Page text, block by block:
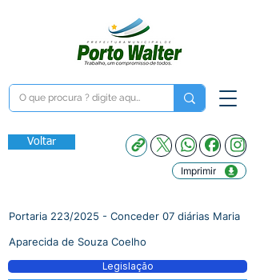
Voltar
Imprimir
Portaria 223/2025 - Conceder 07 diárias Maria
Aparecida de Souza Coelho
Legislação